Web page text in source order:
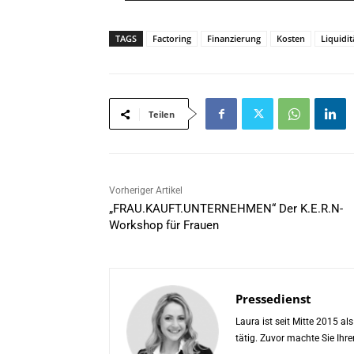
TAGS Factoring Finanzierung Kosten
Teilen
Vorheriger Artikel
„FRAU.KAUFT.UNTERNEHMEN“ Der K.E.R.N-
Workshop für Frauen
Pressedienst
Laura ist seit Mitte 2015
tätig. Zuvor machte Sie